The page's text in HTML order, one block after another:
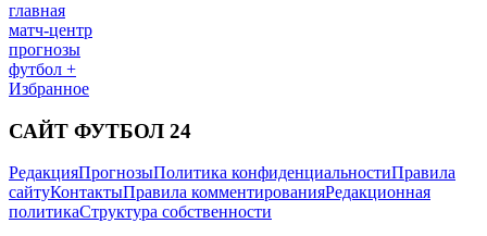
главная
матч-центр
прогнозы
футбол +
Избранное
САЙТ ФУТБОЛ 24
РедакцияПрогнозыПолитика конфиденциальностиПравила
сайтуКонтактыПравила комментированияРедакционная
политикаСтруктура собственности